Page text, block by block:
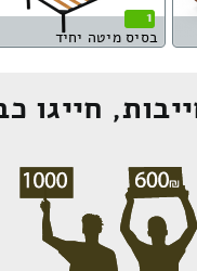
1
בסיס מיטה יחיד
חייגו